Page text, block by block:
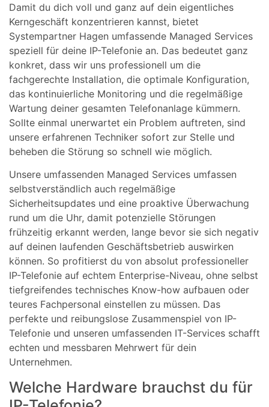
Damit du dich voll und ganz auf dein eigentliches
Kerngeschäft konzentrieren kannst, bietet
Systempartner Hagen umfassende Managed Services
speziell für deine IP-Telefonie an. Das bedeutet ganz
konkret, dass wir uns professionell um die
fachgerechte Installation, die optimale Konfiguration,
das kontinuierliche Monitoring und die regelmäßige
Wartung deiner gesamten Telefonanlage kümmern.
Sollte einmal unerwartet ein Problem auftreten, sind
unsere erfahrenen Techniker sofort zur Stelle und
beheben die Störung so schnell wie möglich.
Unsere umfassenden Managed Services umfassen
selbstverständlich auch regelmäßige
Sicherheitsupdates und eine proaktive Überwachung
rund um die Uhr, damit potenzielle Störungen
frühzeitig erkannt werden, lange bevor sie sich negativ
auf deinen laufenden Geschäftsbetrieb auswirken
können. So profitierst du von absolut professioneller
IP-Telefonie auf echtem Enterprise-Niveau, ohne selbst
tiefgreifendes technisches Know-how aufbauen oder
teures Fachpersonal einstellen zu müssen. Das
perfekte und reibungslose Zusammenspiel von IP-
Telefonie und unseren umfassenden IT-Services schafft
echten und messbaren Mehrwert für dein
Unternehmen.
Welche Hardware brauchst du für